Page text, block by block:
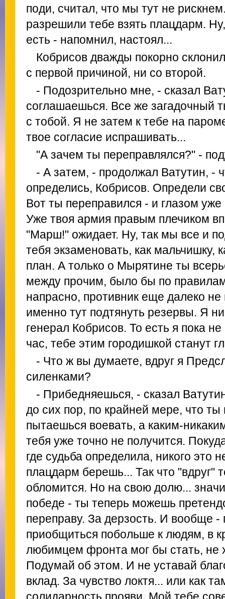
поди, считал, что мы тут не
разрешили тебе взять плацдарм.
есть - напомнил, настоял...
Кобрисов дважды покорно
с первой причиной, ни со второй.
- Подозрительно мне, - сказал
соглашаешься. Все же загадочный
с тобой. Я не затем к тебе на
твое согласие испрашивать...
"А зачем ты переправлялся?" -
- А затем, - продолжал Ватутин, -
определись, Кобрисов. Определи
Вот ты переправился - и глазом
Уже твоя армия правым плечиком
"Марш!" ожидает. Ну, так мы все и
тебя экзаменовать, как мальчишку,
план. А только о Мырятине ты
между прочим, было бы по
напрасно, противник еще далеко
именно тут подтянуть резервы. Я
генерал Кобрисов. То есть я пока
час, тебе этим городишкой станут
- Что ж вы думаете, вдруг я
силенками?
- Прибедняешься, - сказал
до сих пор, по крайней мере, что
пытаешься воевать, а каким-
тебя уже точно не получится.
где судьба определила, никого это
плацдарм берешь... Так что "вдруг"
обломится. Но на свою долю...
победе - ты теперь можешь
переправу. За дерзость. И вообще -
приобщиться побольше к людям, в
любимцем фронта мог бы стать, не
Подумай об этом. И не уставай
вклад. За чувство локтя... или как